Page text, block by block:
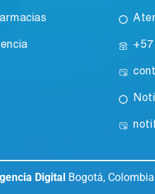
Digital Bogotá, Colombia